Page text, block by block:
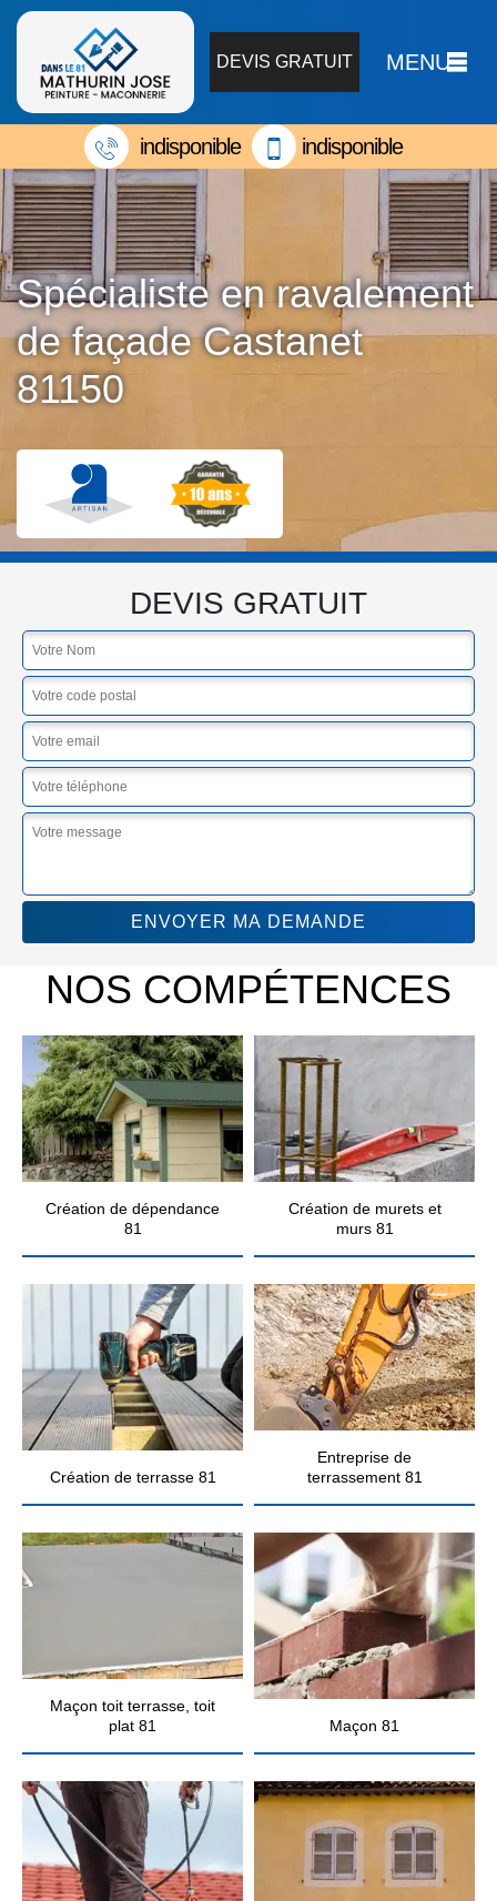
DEVIS GRATUIT MENU
indisponible indisponible
Spécialiste en ravalement
de façade Castanet
81150
DEVIS GRATUIT
NOS COMPÉTENCES
Création de dépendance
81
Création de murets et
murs 81
Création de terrasse 81
Entreprise de
terrassement 81
Maçon toit terrasse, toit
plat 81
Maçon 81